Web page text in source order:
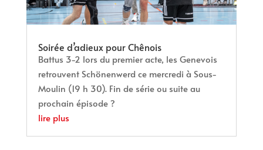
Soirée d’adieux pour Chênois
Battus 3-2 lors du premier acte, les Genevois
retrouvent Schönenwerd ce mercredi à Sous-
Moulin (19 h 30). Fin de série ou suite au
prochain épisode ?
lire plus